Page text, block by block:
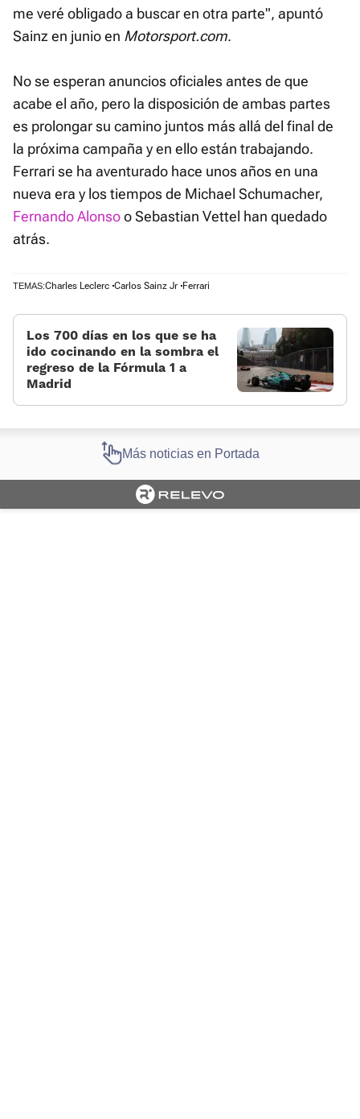
me veré obligado a buscar en otra parte", apuntó
Sainz en junio en Motorsport.com.
No se esperan anuncios oficiales antes de que
acabe el año, pero la disposición de ambas partes
es prolongar su camino juntos más allá del final de
la próxima campaña y en ello están trabajando.
Ferrari se ha aventurado hace unos años en una
nueva era y los tiempos de Michael Schumacher,
Fernando Alonsoo Sebastian Vettel han quedado
atrás.
TEMAS:Charles Leclerc Carlos Sainz Jr Ferrari
Los 700 días en los que se ha
ido cocinando en la sombra el
regreso de la Fórmula 1 a
Madrid
Más noticias en Portada